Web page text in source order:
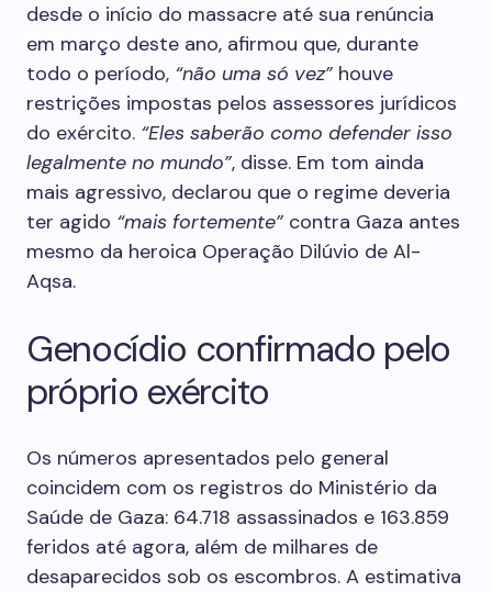
desde o início do massacre até sua renúncia
em março deste ano, afirmou que, durante
todo o período, “não uma só vez” houve
restrições impostas pelos assessores jurídicos
do exército. “Eles saberão como defender isso
legalmente no mundo”, disse. Em tom ainda
mais agressivo, declarou que o regime deveria
ter agido “mais fortemente” contra Gaza antes
mesmo da heroica Operação Dilúvio de Al-
Aqsa.
Genocídio confirmado pelo
próprio exército
Os números apresentados pelo general
coincidem com os registros do Ministério da
Saúde de Gaza: 64.718 assassinados e 163.859
feridos até agora, além de milhares de
desaparecidos sob os escombros. A estimativa